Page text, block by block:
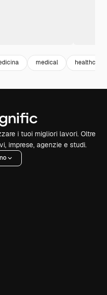
medical healthcare
i tuoi migliori lavori. Oltre
imprese, agenzie e studi.